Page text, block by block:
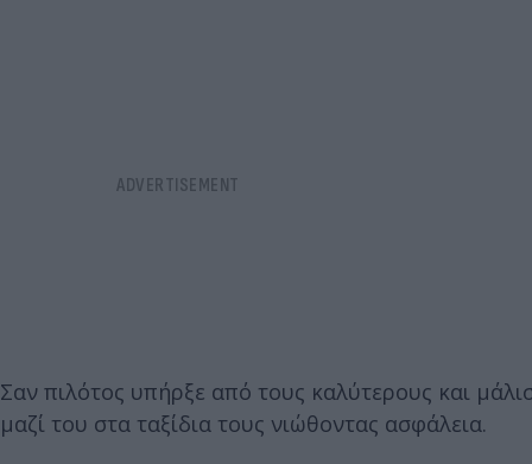
Σαν πιλότος υπήρξε από τους καλύτερους και
μαζί του στα ταξίδια τους νιώθοντας ασφάλεια.